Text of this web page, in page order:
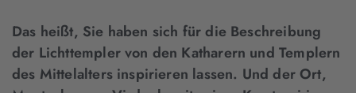
Das heißt, Sie haben sich für die Beschreibung
der Lichttempler von den Katharern und Templern
des Mittelalters inspirieren lassen. Und der Ort,